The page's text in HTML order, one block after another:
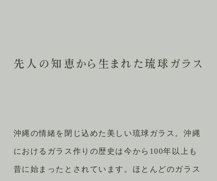
先人の知恵から生まれた琉球ガラス
沖縄の情緒を閉じ込めた美しい琉球ガラス。沖縄
におけるガラス作りの歴史は今から100年以上も
昔に始まったとされています。ほとんどのガラス